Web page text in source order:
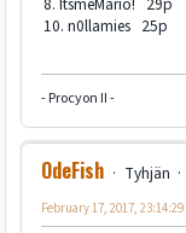
10. n0llamies 25p
- Procyon II -
OdeFish Tyhjän
February 17, 2017, 23:14:29